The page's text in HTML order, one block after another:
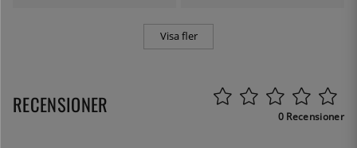
Visa fler
RECENSIONER 0 Recensioner